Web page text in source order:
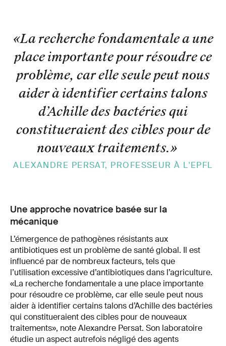
«La recherche fondamentale a une
place importante pour résoudre ce
problème, car elle seule peut nous
aider à identifier certains talons
d’Achille des bactéries qui
constitueraient des cibles pour de
nouveaux traitements.»
ALEXANDRE PERSAT, PROFESSEUR À L'EPFL
Une approche novatrice basée sur la
mécanique
L’émergence de pathogènes résistants aux
antibiotiques est un problème de santé global. Il est
influencé par de nombreux facteurs, tels que
l’utilisation excessive d’antibiotiques dans l’agriculture.
«La recherche fondamentale a une place importante
pour résoudre ce problème, car elle seule peut nous
aider à identifier certains talons d’Achille des bactéries
qui constitueraient des cibles pour de nouveaux
traitements», note Alexandre Persat. Son laboratoire
étudie un aspect autrefois négligé des agents